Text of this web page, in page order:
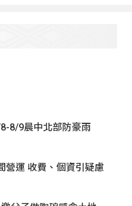
8/9晨中北部防豪雨
營運 收費、個資引疑慮